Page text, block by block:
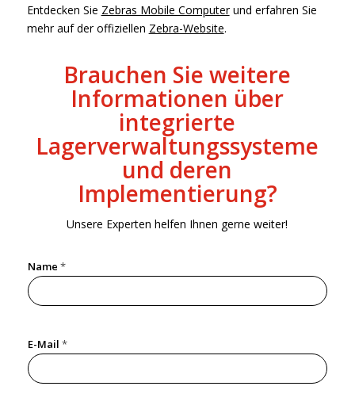
Entdecken Sie Zebras Mobile Computerund erfahren Sie
mehr auf der offiziellen Zebra-Website.
Brauchen Sie weitere
Informationen über
integrierte
Lagerverwaltungssysteme
und deren
Implementierung?
Unsere Experten helfen Ihnen gerne weiter!
Name *
E-Mail *